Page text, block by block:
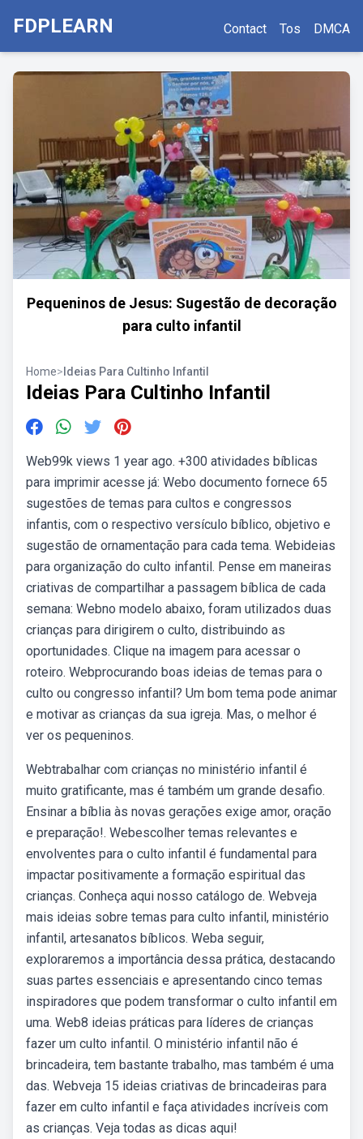
FDPLEARN Contact Tos DMCA
Pequeninos de Jesus: Sugestão de decoração
para culto infantil
Home> Ideias Para Cultinho Infantil
Ideias Para Cultinho Infantil
Web99k views 1 year ago. +300 atividades bíblicas
para imprimir acesse já: Webo documento fornece 65
sugestões de temas para cultos e congressos
infantis, com o respectivo versículo bíblico, objetivo e
sugestão de ornamentação para cada tema. Webideias
para organização do culto infantil. Pense em maneiras
criativas de compartilhar a passagem bíblica de cada
semana: Webno modelo abaixo, foram utilizados duas
crianças para dirigirem o culto, distribuindo as
oportunidades. Clique na imagem para acessar o
roteiro. Webprocurando boas ideias de temas para o
culto ou congresso infantil? Um bom tema pode animar
e motivar as crianças da sua igreja. Mas, o melhor é
ver os pequeninos.
Webtrabalhar com crianças no ministério infantil é
muito gratificante, mas é também um grande desafio.
Ensinar a bíblia às novas gerações exige amor, oração
e preparação!. Webescolher temas relevantes e
envolventes para o culto infantil é fundamental para
impactar positivamente a formação espiritual das
crianças. Conheça aqui nosso catálogo de. Webveja
mais ideias sobre temas para culto infantil, ministério
infantil, artesanatos bíblicos. Weba seguir,
exploraremos a importância dessa prática, destacando
suas partes essenciais e apresentando cinco temas
inspiradores que podem transformar o culto infantil em
uma. Web8 ideias práticas para líderes de crianças
fazer um culto infantil. O ministério infantil não é
brincadeira, tem bastante trabalho, mas também é uma
das. Webveja 15 ideias criativas de brincadeiras para
fazer em culto infantil e faça atividades incríveis com
as crianças. Veja todas as dicas aqui!